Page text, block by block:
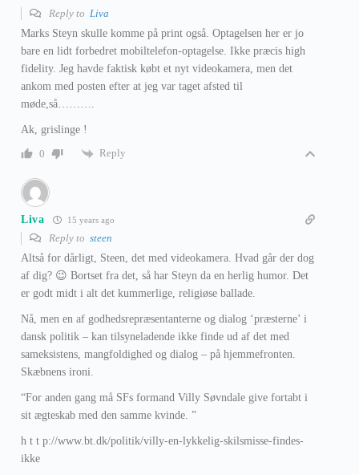
Reply to Liva
Marks Steyn skulle komme på print også. Optagelsen her er jo
bare en lidt forbedret mobiltelefon-optagelse. Ikke præcis high
fidelity. Jeg havde faktisk købt et nyt videokamera, men det
ankom med posten efter at jeg var taget afsted til
møde,så……….
Ak, grislinge !
0
Reply
Liva 15 years ago
Reply to steen
Altså for dårligt, Steen, det med videokamera. Hvad går der dog
af dig? 😉 Bortset fra det, så har Steyn da en herlig humor. Det
er godt midt i alt det kummerlige, religiøse ballade.
Nå, men en af godhedsrepræsentanterne og dialog ‘præsterne’ i
dansk politik – kan tilsyneladende ikke finde ud af det med
sameksistens, mangfoldighed og dialog – på hjemmefronten.
Skæbnens ironi.
“For anden gang må SFs formand Villy Søvndale give fortabt i
sit ægteskab med den samme kvinde. ”
h t t p://www.bt.dk/politik/villy-en-lykkelig-skilsmisse-findes-
ikke